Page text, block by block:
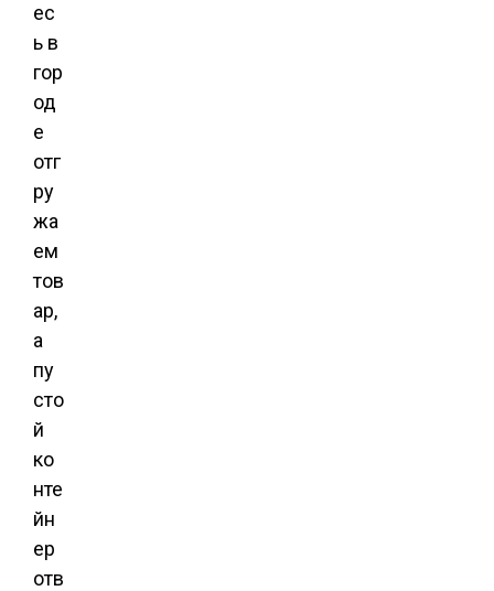
ес
ь в
гор
од
е
отг
ру
жа
ем
тов
ар,
а
пу
сто
й
ко
нте
йн
ер
отв